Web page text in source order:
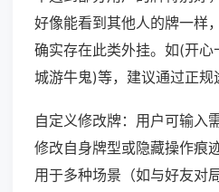
好像能看到其他人的牌一样
确实存在此类外挂。如(开心
城游牛鬼)等，建议通过正规
自定义修改牌：用户可输入
修改自身牌型或隐藏操作痕
用于多种场景（如与好友对